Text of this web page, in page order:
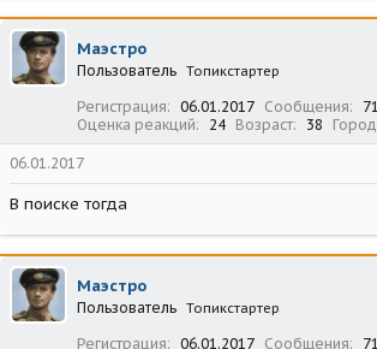
Маэстро
Пользователь Топикстартер
Регистрация 06.01.2017 Сообщения
71
Оценка реакций
24 Возраст 38 Город
06.01.2017
В поиске тогда
Маэстро
Пользователь Топикстартер
Регистрация 06.01.2017 Сообщения
71